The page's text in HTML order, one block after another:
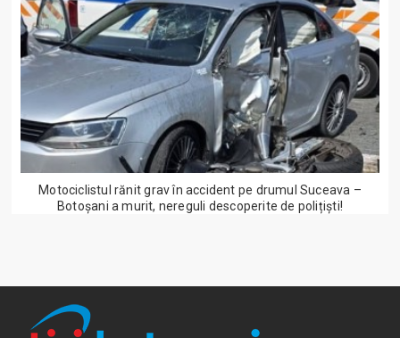
Motociclistul rănit grav în accident pe drumul Suceava –
Botoșani a murit, nereguli descoperite de polițiști!